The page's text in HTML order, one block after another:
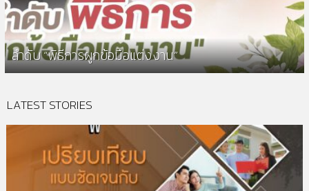
ลำดับ “พิธีการผูกข้อมือแต่งงาน”
LATEST STORIES